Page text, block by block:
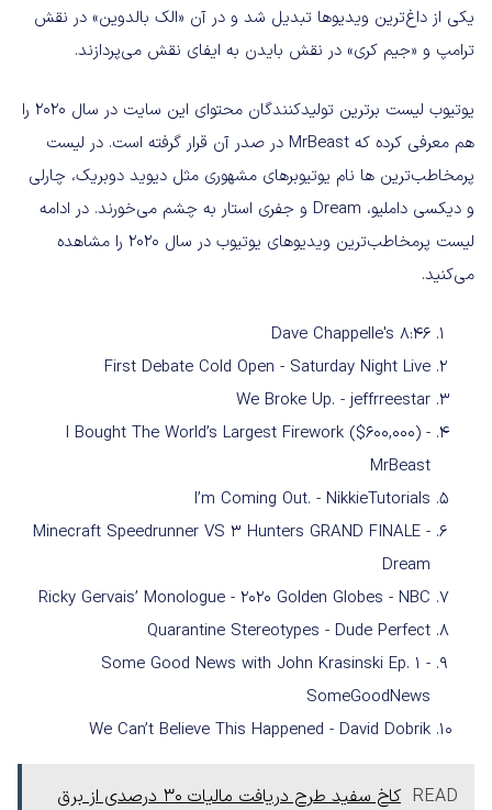
یکی از داغ‌ترین ویدیوها تبدیل شد و در آن «الک بالدوین» در نقش
ترامپ و «جیم کری» در نقش بایدن به ایفای نقش می‌پردازند.
یوتیوب لیست برترین تولیدکنندگان محتوای این سایت در سال ۲۰۲۰ را
هم معرفی کرده که MrBeast در صدر آن قرار گرفته است. در لیست
پرمخاطب‌ترین ها نام یوتیوبرهای مشهوری مثل دیوید دوبریک، چارلی
و دیکسی داملیو، Dream و جفری استار به چشم می‌خورند. در ادامه
لیست پرمخاطب‌ترین ویدیوهای یوتیوب در سال ۲۰۲۰ را مشاهده
می‌کنید.
Dave Chappelle's 8:46
First Debate Cold Open - Saturday Night Live
We Broke Up. - jeffrreestar
I Bought The World’s Largest Firework ($600,000) -
MrBeast
I’m Coming Out. - NikkieTutorials
Minecraft Speedrunner VS 3 Hunters GRAND FINALE -
Dream
Ricky Gervais’ Monologue - 2020 Golden Globes - NBC
Quarantine Stereotypes - Dude Perfect
Some Good News with John Krasinski Ep. 1 -
SomeGoodNews
We Can’t Believe This Happened - David Dobrik
READ کاخ سفید طرح دریافت مالیات 30 درصدی از برق